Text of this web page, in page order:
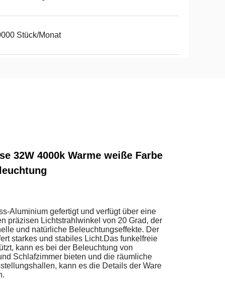
Stück/Monat
32W 4000k Warme weiße Farbe
Aluminium gefertigt und verfügt über eine
präzisen Lichtstrahlwinkel von 20 Grad, der
und natürliche Beleuchtungseffekte. Der
starkes und stabiles Licht.Das funkelfreie
kann es bei der Beleuchtung von
Schlafzimmer bieten und die räumliche
kann es die Details der Ware